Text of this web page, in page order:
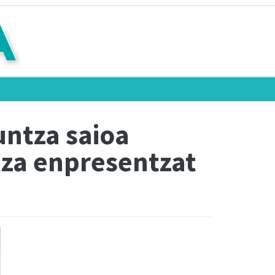
saioa
enpresentzat